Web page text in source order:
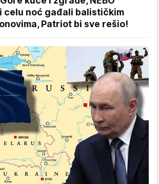
celu noć gađali balističkim
Patriot bi sve rešio!